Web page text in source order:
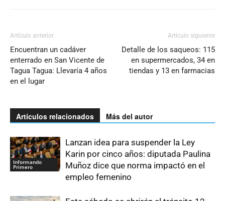
Artículo anterior
Encuentran un cadáver
enterrado en San Vicente de
Tagua Tagua: Llevaría 4 años
en el lugar
Artículo siguiente
Detalle de los saqueos: 115
en supermercados, 34 en
tiendas y 13 en farmacias
Artículos relacionados Más del autor
Informando
Primero
Lanzan idea para suspender la Ley
Karin por cinco años: diputada Paulina
Muñoz dice que norma impactó en el
empleo femenino